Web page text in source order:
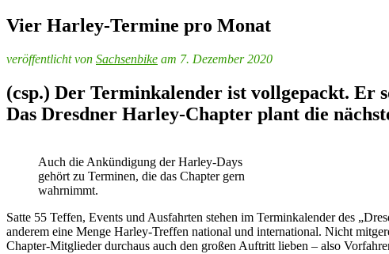
Vier Harley-Termine pro Monat
veröffentlicht von Sachsenbike am 7. Dezember 2020
(csp.) Der Terminkalender ist vollgepackt. Er
Das Dresdner Harley-Chapter plant die nächste
Auch die Ankündigung der Harley-Days
gehört zu Terminen, die das Chapter gern
wahrnimmt.
Satte 55 Teffen, Events und Ausfahrten stehen im Terminkalender des
anderem eine Menge Harley-Treffen national und international. Nicht
Chapter-Mitglieder durchaus auch den großen Auftritt lieben – also